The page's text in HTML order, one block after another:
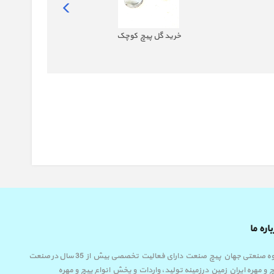
خرید گل پیچ کوچک
ما
گروه صنعتی جهان پیچ صنعت دارای فعالیت تخصصی بیش از 35 سال در صنعت
و مهره ایران زمین درزمینه تولید، واردات و پخش انواع پیچ و مهره